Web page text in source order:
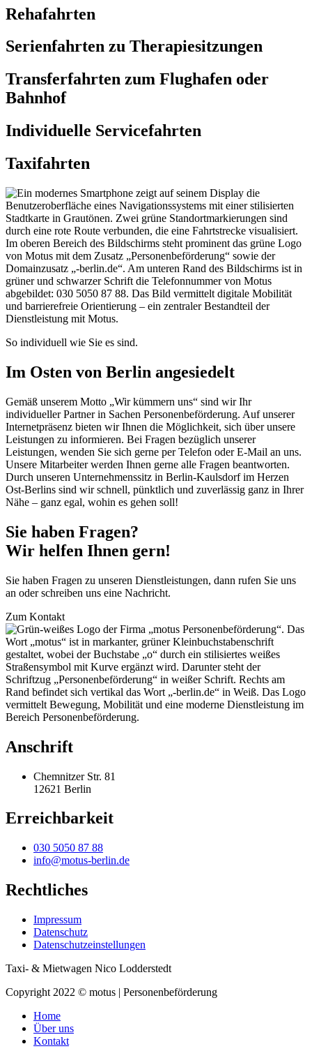
Rehafahrten
Serienfahrten zu Therapiesitzungen
Transferfahrten zum Flughafen oder
Bahnhof
Individuelle Servicefahrten
Taxifahrten
So individuell wie Sie es sind.
Im Osten von Berlin angesiedelt
Gemäß unserem Motto „Wir kümmern uns“ sind wir Ihr
individueller Partner in Sachen Personenbeförderung. Auf unserer
Internetpräsenz bieten wir Ihnen die Möglichkeit, sich über unsere
Leistungen zu informieren. Bei Fragen bezüglich unserer
Leistungen, wenden Sie sich gerne per Telefon oder E-Mail an uns.
Unsere Mitarbeiter werden Ihnen gerne alle Fragen beantworten.
Durch unseren Unternehmenssitz in Berlin-Kaulsdorf im Herzen
Ost-Berlins sind wir schnell, pünktlich und zuverlässig ganz in Ihrer
Nähe – ganz egal, wohin es gehen soll!
Sie haben Fragen?
Wir helfen Ihnen gern!
Sie haben Fragen zu unseren Dienstleistungen, dann rufen Sie uns
an oder schreiben uns eine Nachricht.
Zum Kontakt
Anschrift
Chemnitzer Str. 81
12621 Berlin
Erreichbarkeit
030 5050 87 88
info@motus-berlin.de
Rechtliches
Impressum
Datenschutz
Datenschutzeinstellungen
Taxi- & Mietwagen Nico Lodderstedt
Copyright 2022 © motus | Personenbeförderung
Home
Über uns
Kontakt